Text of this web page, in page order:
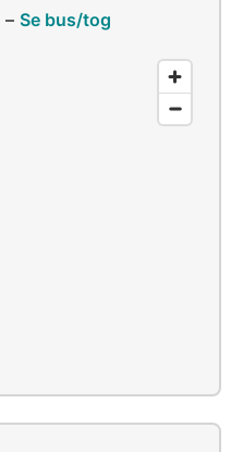
– Se bus/tog